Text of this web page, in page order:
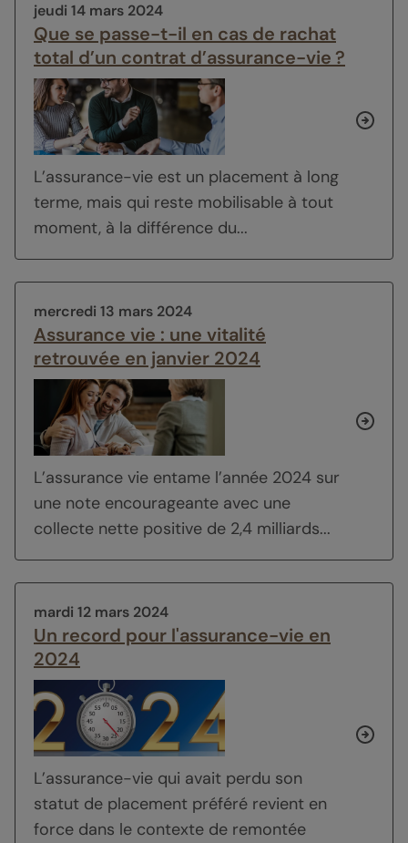
jeudi 14 mars 2024
Que se passe-t-il en cas de rachat
total d’un contrat d’assurance-vie ?
L’assurance-vie est un placement à long
terme, mais qui reste mobilisable à tout
moment, à la différence du...
mercredi 13 mars 2024
Assurance vie : une vitalité
retrouvée en janvier 2024
L’assurance vie entame l’année 2024 sur
une note encourageante avec une
collecte nette positive de 2,4 milliards...
mardi 12 mars 2024
Un record pour l'assurance-vie en
2024
L’assurance-vie qui avait perdu son
statut de placement préféré revient en
force dans le contexte de remontée